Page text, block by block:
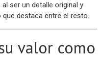
ser un detalle original y
destaca entre el resto.
valor como